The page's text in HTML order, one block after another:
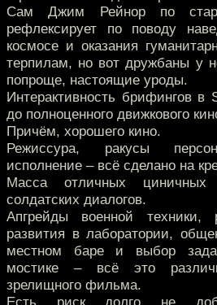
Сам Джим Рейнор по
рефлексирует по поводу
космосе и оказания
терпилам, но вот дружбаны у
попроще, настоящие уроды.
Интерактивность брифингов
до полноценного движкового
Причём, хорошего кино.
Режиссура, ракусы
исполнение – всё сделано на
Масса отличных
солдатских диалогов.
Апгрейды военной техники,
развития в лаборатории,
местном баре и выбор
мостике – всё это
зрелищного фильма.